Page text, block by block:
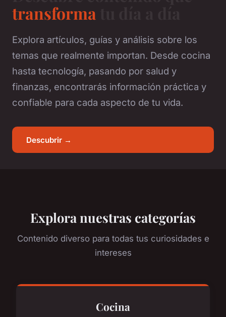
transforma
Explora artículos, guías y análisis sobre los
temas que realmente importan. Desde cocina
hasta tecnología, pasando por salud y
finanzas, encontrarás información práctica y
confiable para cada aspecto de tu vida.
Descubrir →
Explora nuestras categorías
Contenido diverso para todas tus curiosidades e
intereses
Cocina